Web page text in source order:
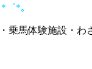
゜*｡
乗馬体験施設・